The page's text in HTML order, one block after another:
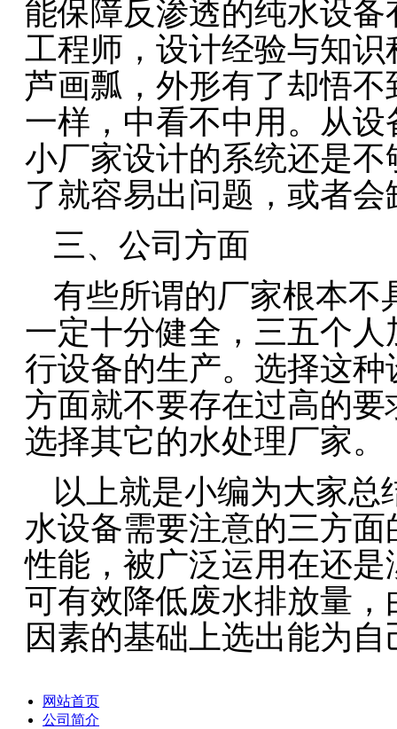
能保障反渗透的纯水设
工程师，设计经验与知
芦画瓢，外形有了却悟
一样，中看不中用。从
小厂家设计的系统还是
了就容易出问题，或者
三、公司方面
有些所谓的厂家根本不
一定十分健全，三五个
行设备的生产。选择这
方面就不要存在过高的
选择其它的水处理厂家。
以上就是小编为大家
水设备‍需要注意的三方
性能，被广泛运用在还
可有效降低废水排放量
因素的基础上选出能为
网站首页
公司简介